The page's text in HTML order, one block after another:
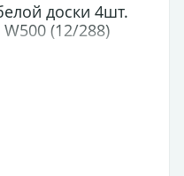
доски 4шт.
(12/288)